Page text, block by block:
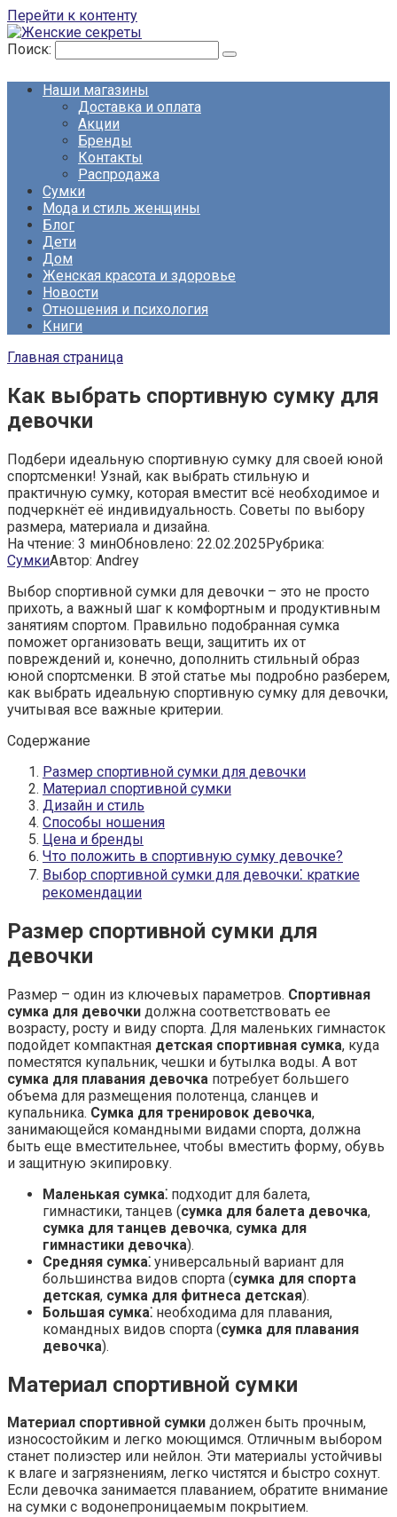
Перейти к контенту
Поиск:
Наши магазины
Доставка и оплата
Акции
Бренды
Контакты
Распродажа
Сумки
Мода и стиль женщины
Блог
Дети
Дом
Женская красота и здоровье
Новости
Отношения и психология
Книги
Главная страница
Как выбрать спортивную сумку для
девочки
Подбери идеальную спортивную сумку для своей юной
спортсменки! Узнай, как выбрать стильную и
практичную сумку, которая вместит всё необходимое и
подчеркнёт её индивидуальность. Советы по выбору
размера, материала и дизайна.
На чтение: 3 минОбновлено: 22.02.2025Рубрика:
СумкиАвтор: Andrey
Выбор спортивной сумки для девочки – это не просто
прихоть, а важный шаг к комфортным и продуктивным
занятиям спортом. Правильно подобранная сумка
поможет организовать вещи, защитить их от
повреждений и, конечно, дополнить стильный образ
юной спортсменки. В этой статье мы подробно разберем,
как выбрать идеальную спортивную сумку для девочки,
учитывая все важные критерии.
Содержание
Размер спортивной сумки для девочки
Материал спортивной сумки
Дизайн и стиль
Способы ношения
Цена и бренды
Что положить в спортивную сумку девочке?
Выбор спортивной сумки для девочки⁚ краткие
рекомендации
Размер спортивной сумки для
девочки
Размер – один из ключевых параметров. Спортивная
сумка для девочки должна соответствовать ее
возрасту, росту и виду спорта. Для маленьких гимнасток
подойдет компактная детская спортивная сумка, куда
поместятся купальник, чешки и бутылка воды. А вот
сумка для плавания девочка потребует большего
объема для размещения полотенца, сланцев и
купальника. Сумка для тренировок девочка,
занимающейся командными видами спорта, должна
быть еще вместительнее, чтобы вместить форму, обувь
и защитную экипировку.
Маленькая сумка⁚ подходит для балета,
гимнастики, танцев (сумка для балета девочка,
сумка для танцев девочка, сумка для
гимнастики девочка).
Средняя сумка⁚ универсальный вариант для
большинства видов спорта (сумка для спорта
детская, сумка для фитнеса детская).
Большая сумка⁚ необходима для плавания,
командных видов спорта (сумка для плавания
девочка).
Материал спортивной сумки
Материал спортивной сумки должен быть прочным,
износостойким и легко моющимся. Отличным выбором
станет полиэстер или нейлон. Эти материалы устойчивы
к влаге и загрязнениям, легко чистятся и быстро сохнут.
Если девочка занимается плаванием, обратите внимание
на сумки с водонепроницаемым покрытием.